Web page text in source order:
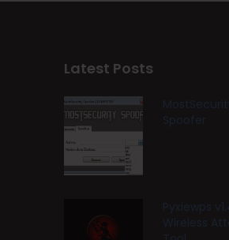
Latest Posts
Spoofer
Pyxiewps
Wireless